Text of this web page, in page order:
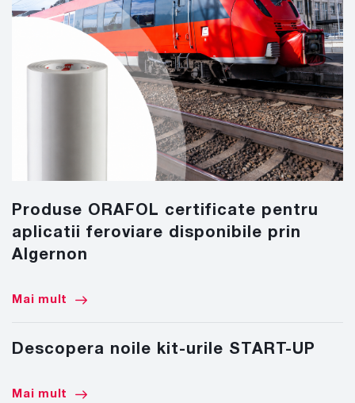
Produse ORAFOL certificate pentru
aplicatii feroviare disponibile prin
Algernon
Mai mult
Descopera noile kit-urile START-UP
Mai mult